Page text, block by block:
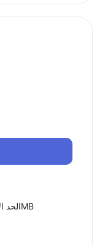
الحد الأقصى لحجم الملف المدعوم هو 100MB